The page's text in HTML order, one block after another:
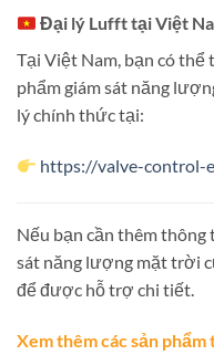
Đại lý Lufft tại Việt
Tại Việt Nam, bạn có thể
phẩm giám sát năng
lý chính thức tại:
https://valve-control-
Nếu bạn cần thêm thông
sát năng lượng mặt trời
để được hỗ trợ chi tiết.
Xem thêm các sản